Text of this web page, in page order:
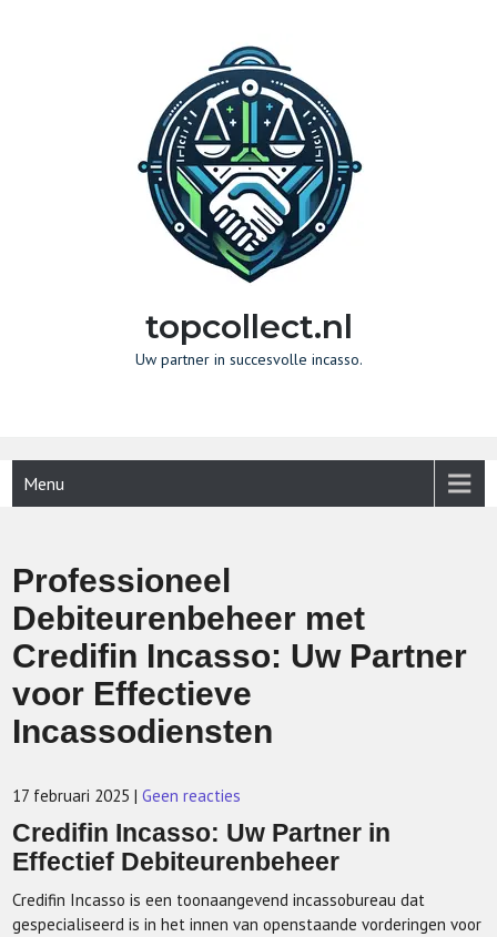
topcollect.nl
Uw partner in succesvolle incasso.
Menu
Professioneel
Debiteurenbeheer met
Credifin Incasso: Uw Partner
voor Effectieve
Incassodiensten
17 februari 2025 |Geen reacties
Credifin Incasso: Uw Partner in
Effectief Debiteurenbeheer
Credifin Incasso is een toonaangevend incassobureau dat
gespecialiseerd is in het innen van openstaande vorderingen voor